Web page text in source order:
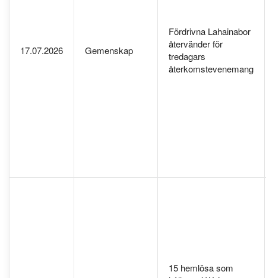
17.07.2026 Gemenskap
Fördrivna Lahainabor
återvänder för
tredagars
återkomstevenemang
15 hemlösa som